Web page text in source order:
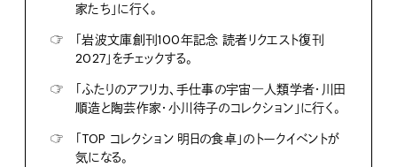
家たち」に行く。
☞
「岩波文庫創刊100年記念 読者リクエスト復刊
2027」をチェックする。
☞
「ふたりのアフリカ、手仕事の宇宙―人類学者・川田
順造と陶芸作家・小川待子のコレクション」に行く。
☞
「TOP コレクション 明日の食卓」のトークイベントが
気になる。